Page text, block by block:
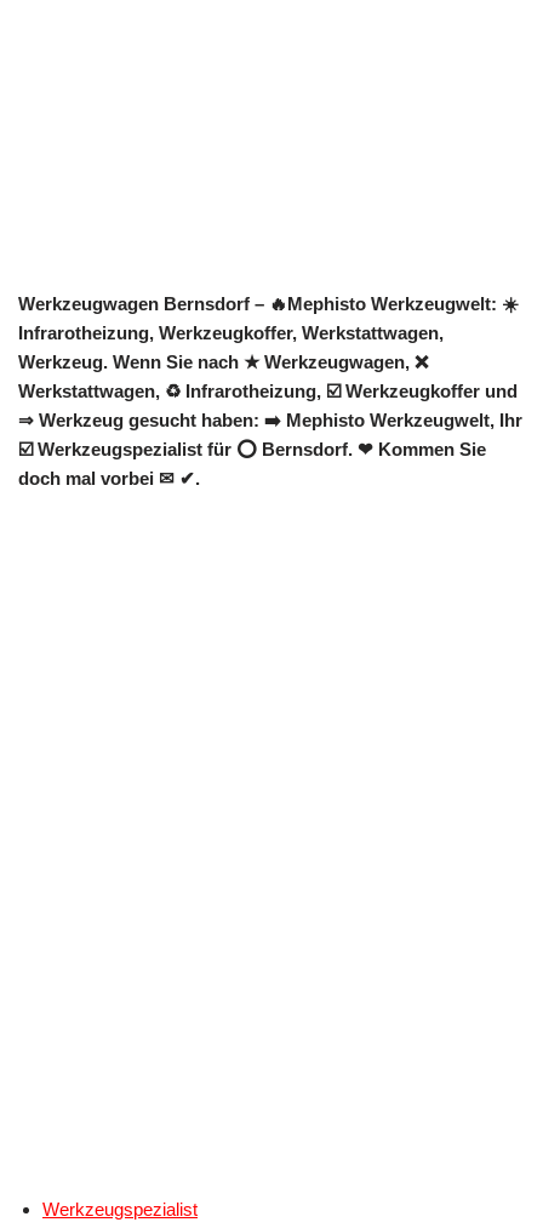
Werkzeugwagen Bernsdorf – 🔥Mephisto Werkzeugwelt: ☀️
Infrarotheizung, Werkzeugkoffer, Werkstattwagen,
Werkzeug. Wenn Sie nach ★ Werkzeugwagen, ❌
Werkstattwagen, ♻ Infrarotheizung, ☑️ Werkzeugkoffer und
⇒ Werkzeug gesucht haben: ➡️ Mephisto Werkzeugwelt, Ihr
☑️ Werkzeugspezialist für ⭕ Bernsdorf. ❤ Kommen Sie
doch mal vorbei ✉ ✔.
Werkzeugspezialist